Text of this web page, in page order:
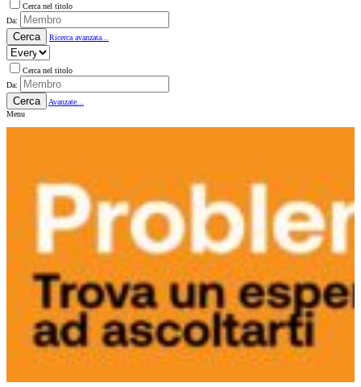
Cerca nel titolo
Da:
Cerca Ricerca avanzata...
Cerca nel titolo
Da:
Cerca
Avanzate...
Menu